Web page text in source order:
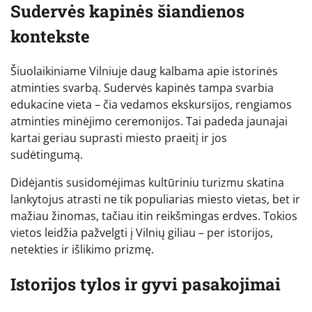
Sudervės kapinės šiandienos
kontekste
Šiuolaikiniame Vilniuje daug kalbama apie istorinės
atminties svarbą. Sudervės kapinės tampa svarbia
edukacine vieta – čia vedamos ekskursijos, rengiamos
atminties minėjimo ceremonijos. Tai padeda jaunajai
kartai geriau suprasti miesto praeitį ir jos
sudėtingumą.
Didėjantis susidomėjimas kultūriniu turizmu skatina
lankytojus atrasti ne tik populiarias miesto vietas, bet ir
mažiau žinomas, tačiau itin reikšmingas erdves. Tokios
vietos leidžia pažvelgti į Vilnių giliau – per istorijos,
netekties ir išlikimo prizmę.
Istorijos tylos ir gyvi pasakojimai